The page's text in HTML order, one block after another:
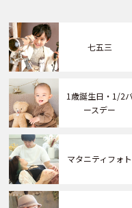
七五三
1歳誕生日・1/2
ースデー
マタニティフォト